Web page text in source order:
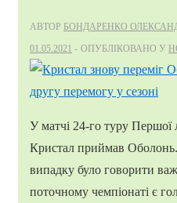
не
втримав
нічию
АВТОР БОНДАРЕНКО
01.05.2021
ОПУБЛІКОВАНО У
У матчі 24-го туру Першої
Кристал приймав
випадку було говорити
поточному чемпіонаті є